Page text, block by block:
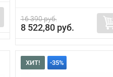
16 390 руб.
8 522,80 руб.
ХИТ! -35%